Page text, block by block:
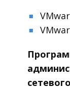
■
■
■
■